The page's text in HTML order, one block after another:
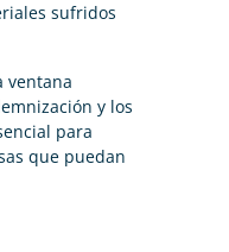
sufridos
ventana
y los
para
que puedan